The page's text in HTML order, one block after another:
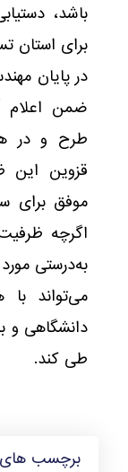
باشد،
برای استان
در پایان
ضمن اعلام
طرح و در
قزوین این
موفق برای
اگرچه
به‌درستی
می‌تواند
دانشگاهی و
طی کند.
برچسب های